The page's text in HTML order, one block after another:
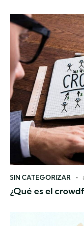
SIN CATEGORIZAR
¿Qué es el